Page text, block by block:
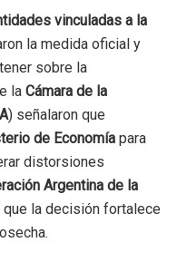
vinculadas a la
la medida oficial y
sobre la
la Cámara de la
) señalaron que
de Economía para
distorsiones
Argentina de la
la decisión fortalece